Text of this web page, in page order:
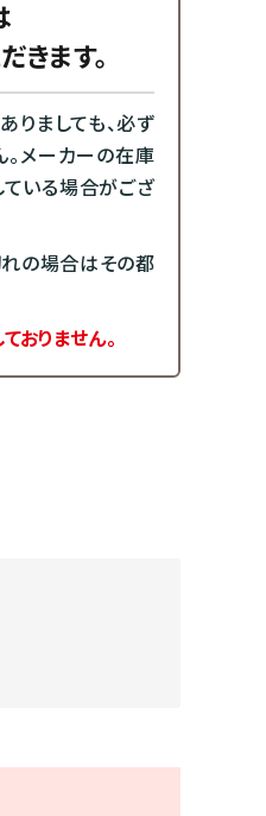
ます。
ましても、必ず
メーカーの在庫
いる場合がござ
の場合はその都
おりません。